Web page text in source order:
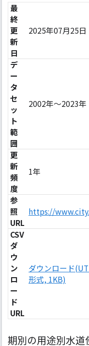
最
終
更
新
日
2025年07月25日
デ
ー
タ
セ
ッ
ト
範
囲
2002年〜2023年
更
新
頻
度
1年
参
照
URL
https://
CSV
ダ
ウ
ン
ロ
ー
ド
URL
ダウンロード
形式, 1KB)
期別の用途別水道